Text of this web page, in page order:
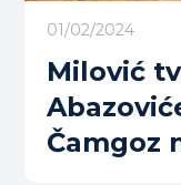
01/02/2024
Milović
Čamgoz